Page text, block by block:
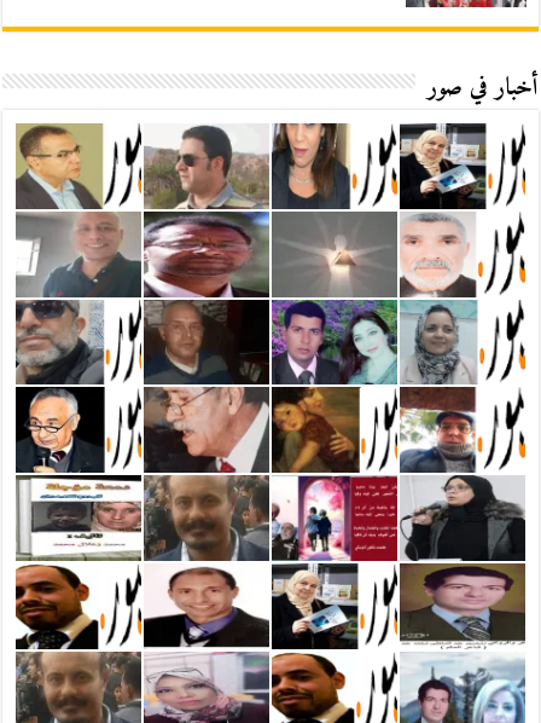
أخبار في صور